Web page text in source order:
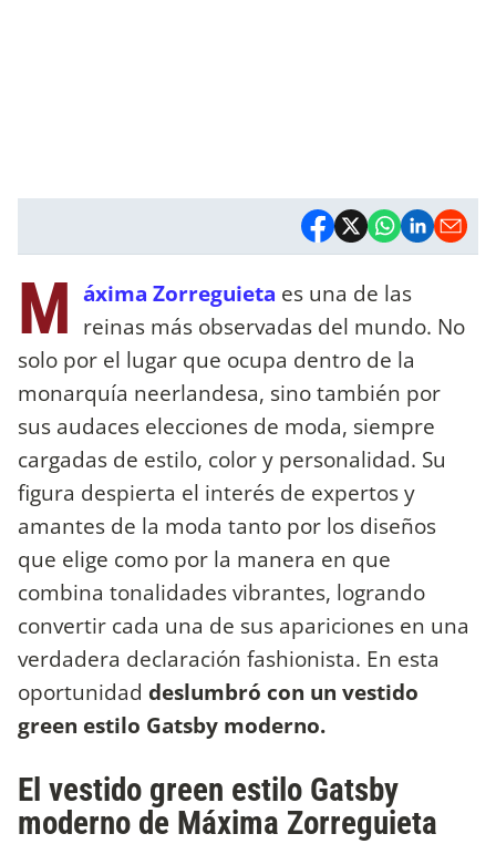
M áxima Zorreguieta es una de las
reinas más observadas del mundo. No
solo por el lugar que ocupa dentro de la
monarquía neerlandesa, sino también por
sus audaces elecciones de moda, siempre
cargadas de estilo, color y personalidad. Su
figura despierta el interés de expertos y
amantes de la moda tanto por los diseños
que elige como por la manera en que
combina tonalidades vibrantes, logrando
convertir cada una de sus apariciones en una
verdadera declaración fashionista. En esta
oportunidad deslumbró con un vestido
green estilo Gatsby moderno.
El vestido green estilo Gatsby
moderno de Máxima Zorreguieta